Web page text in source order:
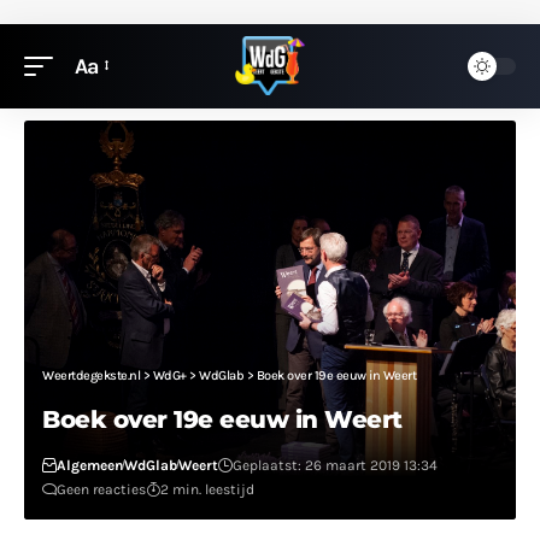
Aa
Weertdegekste.nl> WdG+> WdGlab > Boek over 19e eeuw in Weert
Boek over 19e eeuw in Weert
AlgemeenWdGlabWeert
Geplaatst: 26 maart 2019 13:34
Geen reacties
2 min. leestijd